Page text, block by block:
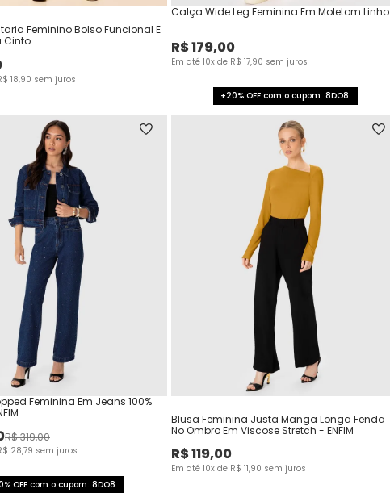
Feminino Bolso Funcional E
Cinto
18,90 sem juros
Calça Wide Leg Feminina Em Moletom Linho
R$179,00
Em até 10x de R$ 17,90 sem juros
+20% OFF com o cupom: 8DO8.
Feminina Em Jeans 100%
R$319,00
28,79 sem juros
OFF com o cupom: 8DO8.
Blusa Feminina Justa Manga Longa Fenda
No Ombro Em Viscose Stretch - ENFIM
R$119,00
Em até 10x de R$ 11,90 sem juros